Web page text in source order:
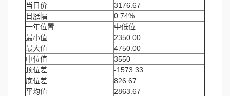
当日价
3176.67
日涨幅
0.74%
一年位置
中低位
最小值
2350.00
最大值
4750.00
中位值
3550
顶位差
-1573.33
底位差
826.67
平均值
2863.67